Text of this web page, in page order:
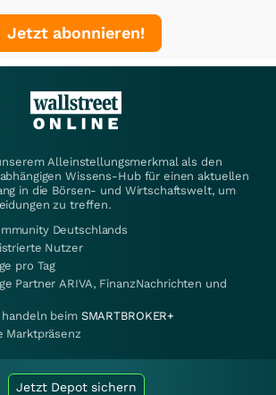
Jetzt abonnieren!
Alleinstellungsmerkmal als den
Wissens-Hub für einen aktuellen
in die Börsen- und Wirtschaftswelt, um
zu treffen.
Deutschlands
Nutzer
pro Tag
Partner ARIVA, FinanzNachrichten und
beim SMARTBROKER+
Marktpräsenz
Jetzt Depot sichern